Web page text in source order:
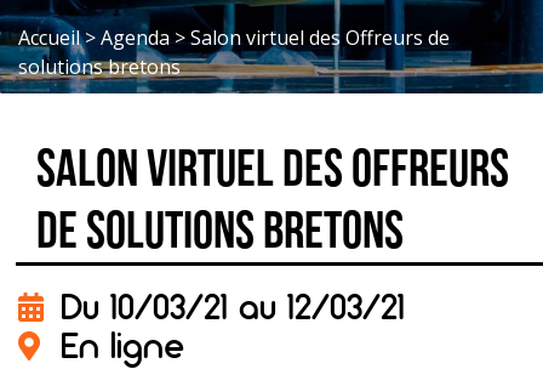
Accueil>Agenda>Salon virtuel des Offreurs de
solutions bretons
Salon virtuel des Offreurs
de solutions bretons
Du 10/03/21 au 12/03/21
En ligne